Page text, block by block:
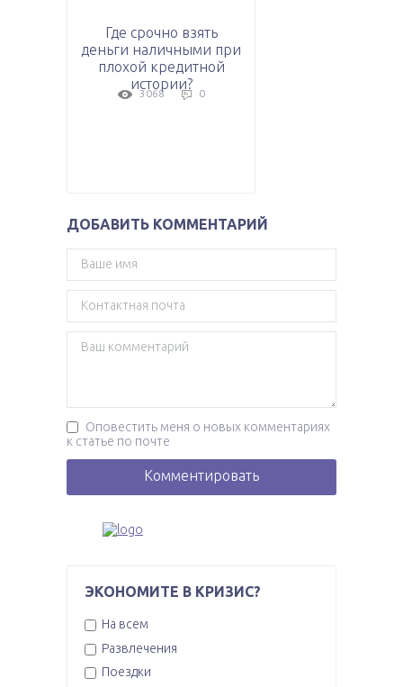
Где срочно взять
деньги наличными при
плохой кредитной
истории?
3068 0
ДОБАВИТЬ КОММЕНТАРИЙ
Оповестить меня о новых комментариях
к статье по почте
ЭКОНОМИТЕ В КРИЗИС?
На всем
Развлечения
Поездки